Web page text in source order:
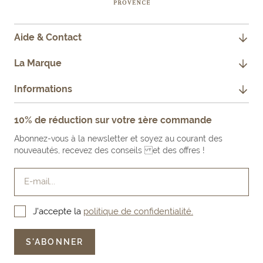
Aide & Contact
CONTACTEZ-NOUS
FAQ
FAIRE UN RETOUR PRODUIT
La Marque
NOTRE HISTOIRE
NOS ENGAGEMENTS
LE BLOG
Informations
10% de réduction sur votre 1ère commande
Abonnez-vous à la newsletter et soyez au courant des
nouveautés, recevez des conseils et des offres !
E-mail...
J'accepte la politique de confidentialité.
S'ABONNER